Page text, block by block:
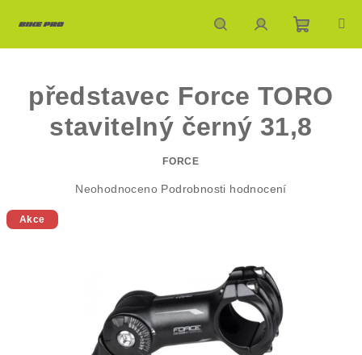
HledatPřihlášeníNákupní
košík
představec Force TORO
stavitelný černý 31,8
FORCE
Průměrné
hvězdiček.
Neohodnoceno Podrobnosti hodnocení
Akce